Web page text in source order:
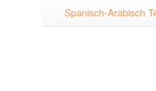
Spanisch-Arabisch